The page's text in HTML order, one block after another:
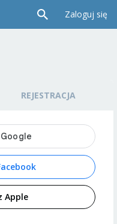
Zaloguj się
REJESTRACJA
Apple